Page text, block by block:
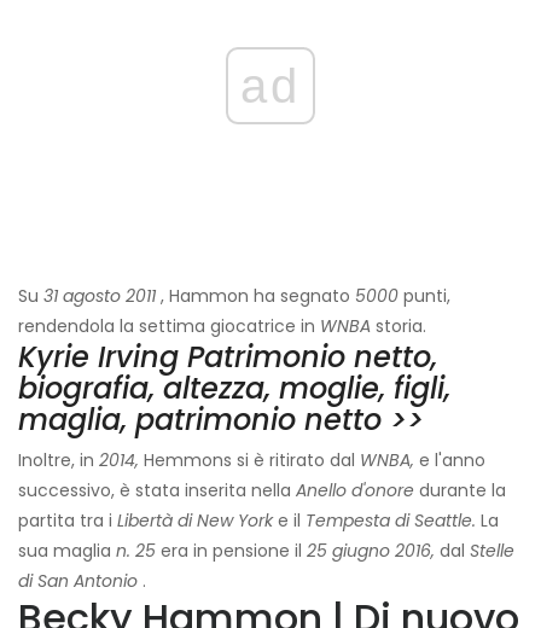
ad
Su 31 agosto 2011 , Hammon ha segnato 5000 punti,
rendendola la settima giocatrice in WNBA storia.
Kyrie Irving Patrimonio netto,
biografia, altezza, moglie, figli,
maglia, patrimonio netto >>
Inoltre, in 2014, Hemmons si è ritirato dal WNBA, e l'anno
successivo, è stata inserita nella Anello d'onore durante la
partita tra i Libertà di New Yorke il Tempesta di Seattle. La
sua maglia n. 25 era in pensione il 25 giugno 2016, dal Stelle
di San Antonio .